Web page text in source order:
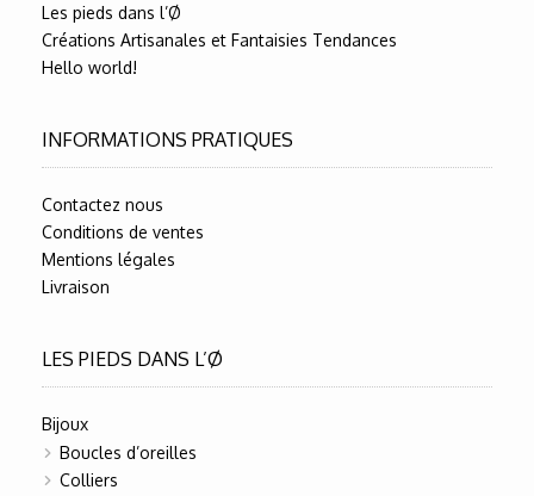
Les pieds dans l’Ø
Créations Artisanales et Fantaisies Tendances
Hello world!
INFORMATIONS PRATIQUES
Contactez nous
Conditions de ventes
Mentions légales
Livraison
LES PIEDS DANS L’Ø
Bijoux
Boucles d’oreilles
Colliers